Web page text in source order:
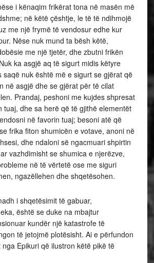
i kënaqim frikërat tona në masën më
në këtë çështje, le të të ndihmojë
me një frymë të vendosur edhe kur
Nëse nuk mund ta bësh këtë,
me një tjetër, dhe zbutni frikën
ka asgjë aq të sigurt midis këtyre
saqë nuk është më e sigurt se gjërat që
në asgjë dhe se gjërat për të cilat
Prandaj, peshoni me kujdes shpresat
tuaj, dhe sa herë që të gjithë elementët
në favorin tuaj; besoni atë që
frika fiton shumicën e votave, anoni në
dhe ndaloni së ngacmuari shpirtin
vazhdimisht se shumica e njerëzve,
në të vërtetë ose me siguri
ngazëllehen dhe shqetësohen.
i shqetësimit të gabuar,
është se duke na mbajtur
kundër një katastrofe të
të jetojmë plotësisht. Ai e përfundon
Epikuri që ilustron këtë pikë të